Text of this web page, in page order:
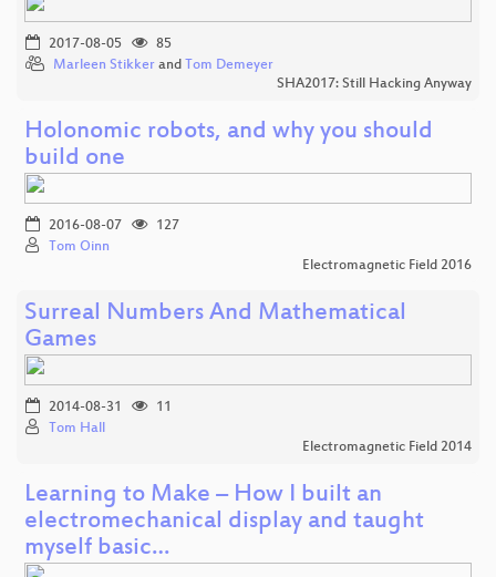
2017-08-05
85
Marleen Stikker and Tom Demeyer
SHA2017: Still Hacking Anyway
Holonomic robots, and why you should
build one
2016-08-07
127
Tom Oinn
Electromagnetic Field 2016
Surreal Numbers And Mathematical
Games
2014-08-31
11
Tom Hall
Electromagnetic Field 2014
Learning to Make – How I built an
electromechanical display and taught
myself basic…